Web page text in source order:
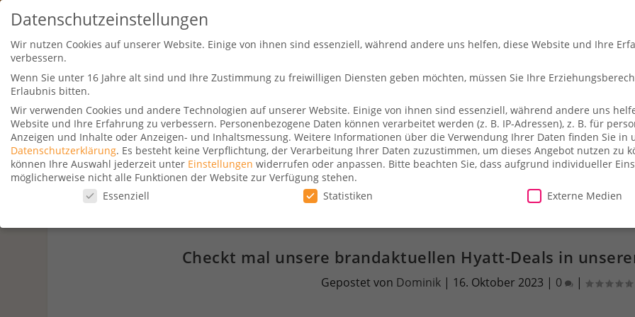
Travel Kurse Aktionen Hotelsuche So fliegt ihr Merch-Shop Payback Alles
Checkt mal unsere brandaktuellen Hyatt-Deals in
Gepostet von Dominik| 16. Oktober 2023 | 0 |
Datenschutzeinstellungen
Wir nutzen Cookies auf unserer Website. Einige von ihnen sind essenziell, während andere uns helfen, diese Website und Ihre
verbessern.
Wenn Sie unter 16 Jahre alt sind und Ihre Zustimmung zu freiwilligen Diensten geben möchten, müssen Sie Ihre
Erlaubnis bitten.
Wir verwenden Cookies und andere Technologien auf unserer Website. Einige von ihnen sind essenziell, während andere uns
Website und Ihre Erfahrung zu verbessern. Personenbezogene Daten können verarbeitet werden (z. B. IP-Adressen), z. B. für
Anzeigen und Inhalte oder Anzeigen- und Inhaltsmessung. Weitere Informationen über die Verwendung Ihrer Daten finden Sie in
Datenschutzerklärung. Es besteht keine Verpflichtung, der Verarbeitung Ihrer Daten zuzustimmen, um dieses Angebot nutzen zu
können Ihre Auswahl jederzeit unter Einstellungen widerrufen oder anpassen. Bitte beachten Sie, dass aufgrund individueller
möglicherweise nicht alle Funktionen der Website zur Verfügung stehen.
Datenschutzeinstellungen
Essenziell Statistiken Externe Medien
Datenschutzeinstellungen
Wenn Sie unter 16 Jahre alt sind und Ihre Zustimmung zu freiwilligen Diensten geben möchten, müssen Sie Ihre
Wir verwenden Cookies und andere Technologien auf unserer Website. Einige von ihnen sind essenziell, während andere uns
Personenbezogene Daten können verarbeitet werden (z. B. IP-Adressen), z. B. für personalisierte Anzeigen und Inhalte oder